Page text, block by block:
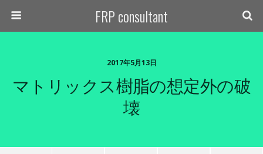
FRP consultant
2017年5月13日
マトリックス樹脂の想定外の破
壊